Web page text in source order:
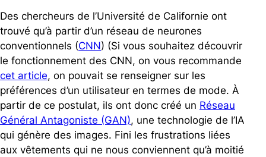
Des chercheurs de l’Université de Californie ont
trouvé qu’à partir d’un réseau de neurones
conventionnels (CNN) (Si vous souhaitez découvrir
le fonctionnement des CNN, on vous recommande
cet article, on pouvait se renseigner sur les
préférences d’un utilisateur en termes de mode. À
partir de ce postulat, ils ont donc créé un Réseau
Général Antagoniste (GAN), une technologie de l’IA
qui génère des images. Fini les frustrations liées
aux vêtements qui ne nous conviennent qu’à moitié